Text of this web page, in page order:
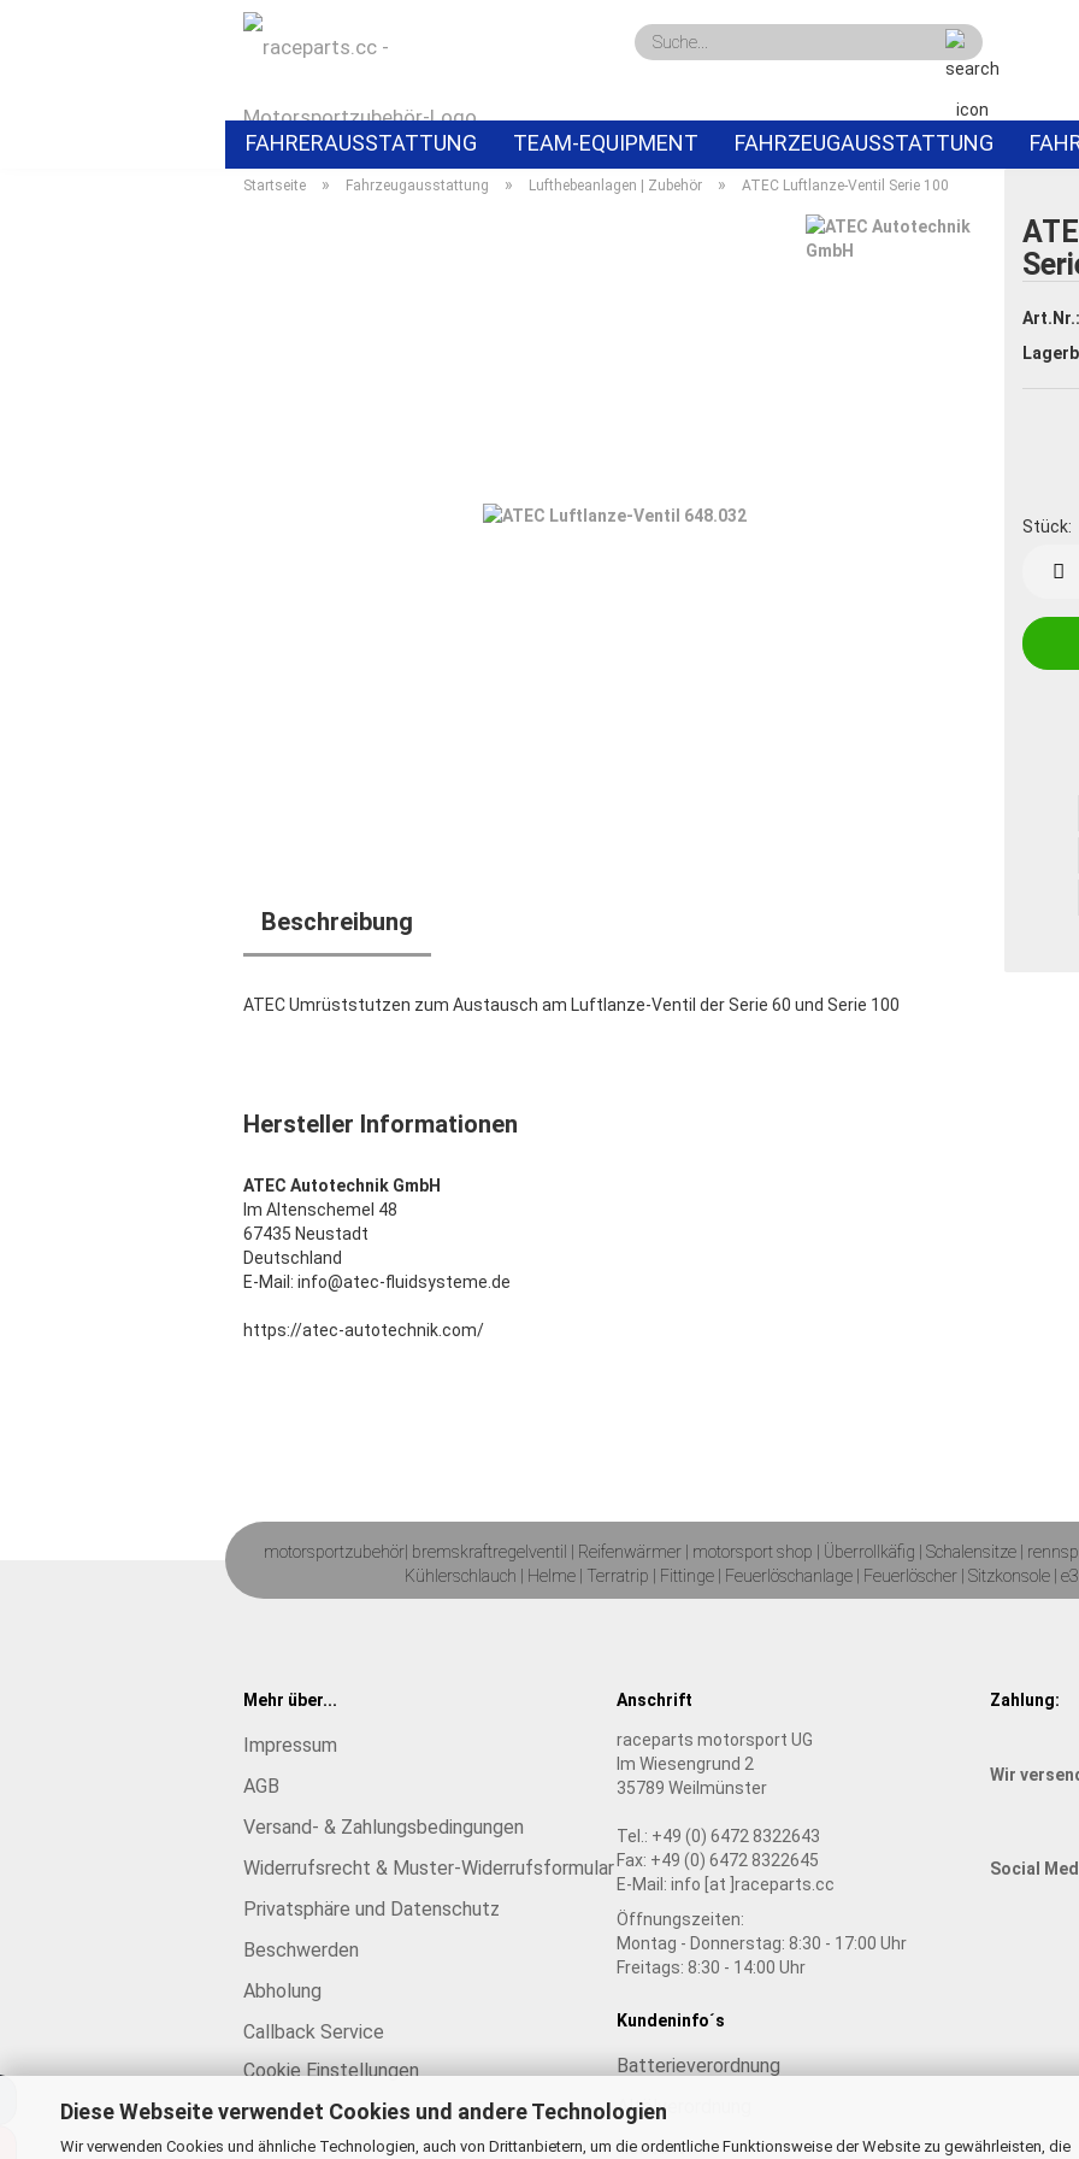
Diese Webseite verwendet Cookies und andere Technologien
Wir verwenden Cookies und ähnliche Technologien, auch von Drittanbietern, um die ordentliche Funktionsweise der Website zu gewährleisten, die
FAHRERAUSSTATTUNG TEAM-EQUIPMENT FAHRZEUGAUSSTATTUNG
ELEKTROZUBEHÖR
BMW SPECIALS ABVERKAUF
Startseite » Fahrzeugausstattung » Lufthebeanlagen | Zubehör » ATEC Luftlanze-Ventil Serie 100
Art.Nr.:
Stück:
Stück
Beschreibung
ATEC Umrüststutzen zum Austausch am Luftlanze-Ventil der Serie 60 und Serie 100
Hersteller Informationen
ATEC Autotechnik GmbH
Im Altenschemel 48
67435 Neustadt
Deutschland
E-Mail: info@atec-fluidsysteme.de
https://atec-autotechnik.com/
motorsportzubehör| bremskraftregelventil Reifenwärmer| motorsport shop | Überrollkäfig Schalensitze
Kühlerschlauch
Helme | Terratrip | Fittinge| Feuerlöschanlage Feuerlöscher Sitzkonsole
Mehr über...
Impressum
AGB
Versand- & Zahlungsbedingungen
Widerrufsrecht & Muster-Widerrufsformular
Privatsphäre und Datenschutz
Beschwerden
Abholung
Callback Service
Cookie Einstellungen
Anschrift
raceparts motorsport UG
Im Wiesengrund 2
35789 Weilmünster
Tel.: +49 (0) 6472 8322643
Fax: +49 (0) 6472 8322645
E-Mail: info [at ]raceparts.cc
Öffnungszeiten:
Montag - Donnerstag: 8:30 - 17:00 Uhr
Freitags: 8:30 - 14:00 Uhr
Kundeninfo´s
Batterieverordnung
Altölverordnung
Kontakt
Zahlung:
Wir
Social